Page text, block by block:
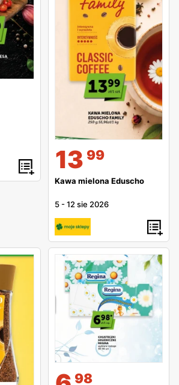
13 99
Kawa mielona Eduscho
5 -12 sie 2026
98